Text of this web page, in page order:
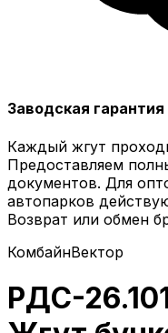
Заводская гарантия
Каждый жгут
Предоставляем
документов. Для
автопарков
Возврат или обмен
КомбайнВектор
РДС-